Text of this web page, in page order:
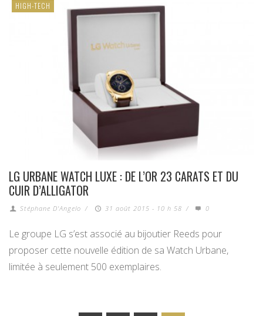
HIGH-TECH
LG URBANE WATCH LUXE : DE L’OR 23 CARATS ET DU
CUIR D’ALLIGATOR
Stéphane D'Angelo / 31 août 2015 - 10 h 58 / 0
Le groupe LG s’est associé au bijoutier Reeds pour
proposer cette nouvelle édition de sa Watch Urbane,
limitée à seulement 500 exemplaires.